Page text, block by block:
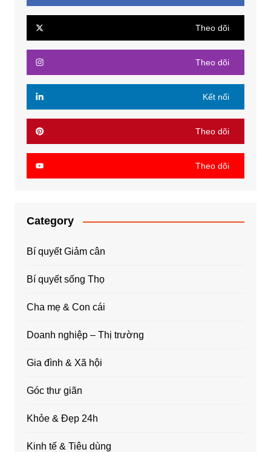
Theo dõi
Theo dõi
Kết nối
Theo dõi
Theo dõi
Category
Bí quyết Giảm cân
Bí quyết sống Thọ
Cha mẹ & Con cái
Doanh nghiệp – Thị trường
Gia đình & Xã hội
Góc thư giãn
Khỏe & Đẹp 24h
Kinh tế & Tiêu dùng